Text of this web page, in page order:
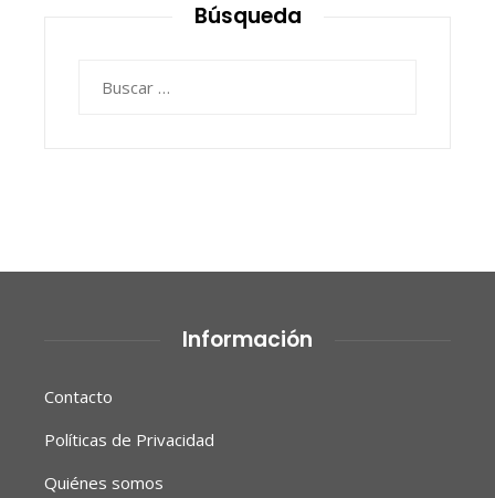
Búsqueda
Información
Contacto
Políticas de Privacidad
Quiénes somos